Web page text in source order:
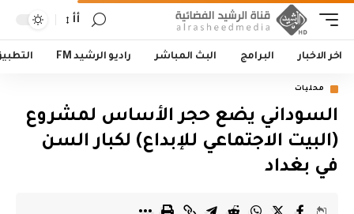
أأ
اخر الاخبار البرامج البث المباشر راديو الرشيد FM
محليات
السوداني يضع حجر الأساس لمشروع
(البيت الاجتماعي للإبداع) لكبار السن
في بغداد